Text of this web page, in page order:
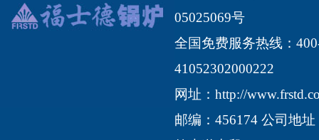
05025069号
全国免费服务热线：
41052302000222
网址： http://
邮编：456174 公司地